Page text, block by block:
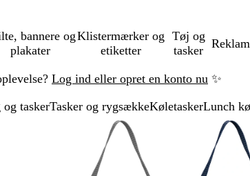
bannere og
plakater
Klistermærker og
etiketter
Tøj og
tasker
Log ind eller opret en konto nu ✨
taskerTasker og rygsækkeKøletaskerLunch
minimum
udvide